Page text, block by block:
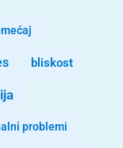
bliskost
problemi